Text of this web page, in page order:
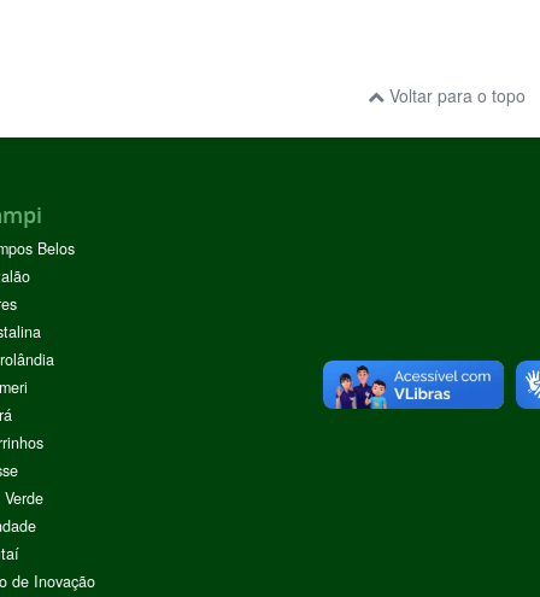
Voltar para o topo
Belos
de Inovação